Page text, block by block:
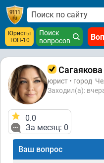
Юристы
ТОП-10
Поиск
вопросов
юрист • город
Заходил(а):
0.0
За месяц: 0
Ваш вопрос